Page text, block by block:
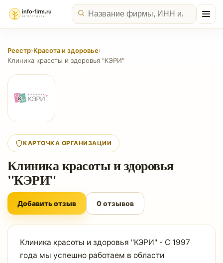
Реестр›Красота и здоровье›
Клиника красоты и здоровья "КЭРИ"
КАРТОЧКА ОРГАНИЗАЦИИ
Клиника красоты и здоровья
"КЭРИ"
Добавить отзыв 0 отзывов
Клиника красоты и здоровья "КЭРИ" - С 1997
года мы успешно работаем в области